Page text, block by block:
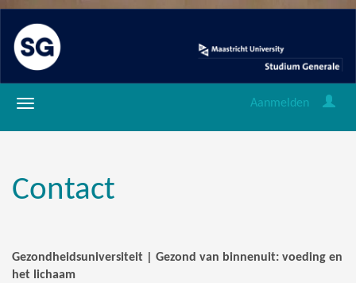
Aanmelden
Contact
Gezondheidsuniversiteit | Gezond van binnenuit: voeding en
het lichaam